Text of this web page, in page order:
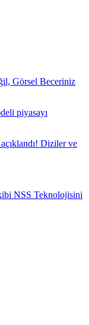
Görsel Beceriniz
piyasayı
Diziler ve
NSS Teknolojisini